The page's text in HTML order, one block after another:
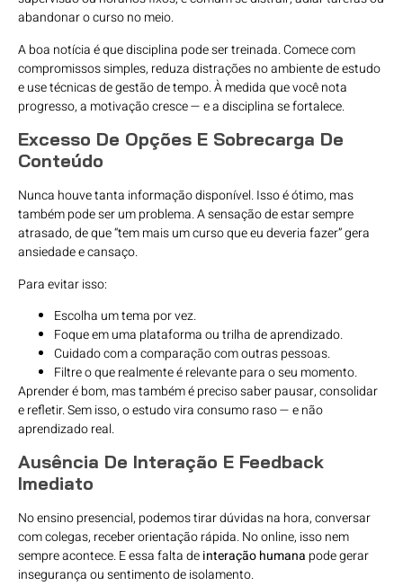
abandonar o curso no meio.
A boa notícia é que disciplina pode ser treinada. Comece com
compromissos simples, reduza distrações no ambiente de estudo
e use técnicas de gestão de tempo. À medida que você nota
progresso, a motivação cresce — e a disciplina se fortalece.
Excesso De Opções E Sobrecarga De
Conteúdo
Nunca houve tanta informação disponível. Isso é ótimo, mas
também pode ser um problema. A sensação de estar sempre
atrasado, de que “tem mais um curso que eu deveria fazer” gera
ansiedade e cansaço.
Para evitar isso:
Escolha um tema por vez.
Foque em uma plataforma ou trilha de aprendizado.
Cuidado com a comparação com outras pessoas.
Filtre o que realmente é relevante para o seu momento.
Aprender é bom, mas também é preciso saber pausar, consolidar
e refletir. Sem isso, o estudo vira consumo raso — e não
aprendizado real.
Ausência De Interação E Feedback
Imediato
No ensino presencial, podemos tirar dúvidas na hora, conversar
com colegas, receber orientação rápida. No online, isso nem
sempre acontece. E essa falta deinteração humana pode gerar
insegurança ou sentimento de isolamento.